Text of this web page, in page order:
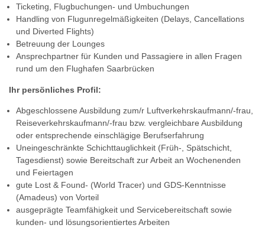
Ticketing, Flugbuchungen- und Umbuchungen
Handling von Flugunregelmäßigkeiten (Delays, Cancellations
und Diverted Flights)
Betreuung der Lounges
Ansprechpartner für Kunden und Passagiere in allen Fragen
rund um den Flughafen Saarbrücken
Ihr persönliches Profil:
Abgeschlossene Ausbildung zum/r Luftverkehrskaufmann/-frau,
Reiseverkehrskaufmann/-frau bzw. vergleichbare Ausbildung
oder entsprechende einschlägige Berufserfahrung
Uneingeschränkte Schichttauglichkeit (Früh-, Spätschicht,
Tagesdienst) sowie Bereitschaft zur Arbeit an Wochenenden
und Feiertagen
gute Lost & Found- (World Tracer) und GDS-Kenntnisse
(Amadeus) von Vorteil
ausgeprägte Teamfähigkeit und Servicebereitschaft sowie
kunden- und lösungsorientiertes Arbeiten